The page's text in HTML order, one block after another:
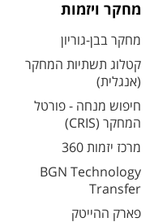
מחקר ויזמות
מחקר בבן-גוריון
קטלוג תשתיות המחקר
(אנגלית)
חיפוש מנחה - פורטל
המחקר (CRIS)
מרכז יזמות 360
BGN Technology
Transfer
פארק ההייטק